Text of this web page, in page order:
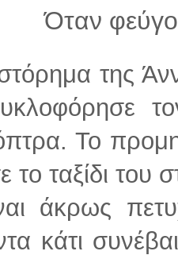
Όταν
της
Το
το ταξίδι του
άκρως
κάτι